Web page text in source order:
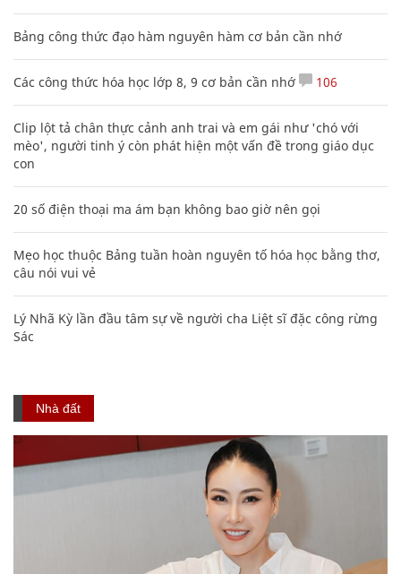
Bảng công thức đạo hàm nguyên hàm cơ bản cần nhớ
Các công thức hóa học lớp 8, 9 cơ bản cần nhớ 106
Clip lột tả chân thực cảnh anh trai và em gái như 'chó với
mèo', người tinh ý còn phát hiện một vấn đề trong giáo dục
con
20 số điện thoại ma ám bạn không bao giờ nên gọi
Mẹo học thuộc Bảng tuần hoàn nguyên tố hóa học bằng thơ,
câu nói vui vẻ
Lý Nhã Kỳ lần đầu tâm sự về người cha Liệt sĩ đặc công rừng
Sác
Nhà đất